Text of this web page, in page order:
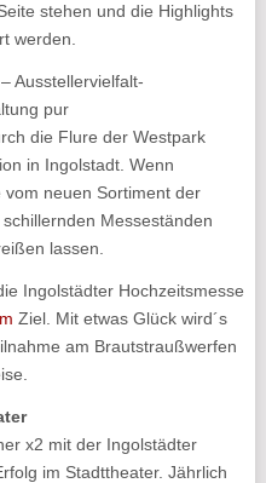
stehen und die Highlights
werden.
Ausstellervielfalt-
pur
die Flure der Westpark
in Ingolstadt. Wenn
neuen Sortiment der
Messeständen
lassen.
Ingolstädter Hochzeitsmesse
Ziel. Mit etwas Glück wird´s
am Brautstraußwerfen
x2 mit der Ingolstädter
im Stadttheater. Jährlich